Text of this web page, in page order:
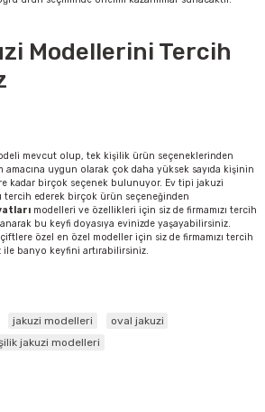
Modellerini Tercih
mevcut olup, tek kişilik ürün seçeneklerinden
uygun olarak çok daha yüksek sayıda kişinin
kadar birçok seçenek bulunuyor. Ev tipi jakuzi
tercih ederek birçok ürün seçeneğinden
modelleri ve özellikleri için siz de firmamızı tercih
bu keyfi doyasıya evinizde yaşayabilirsiniz.
özel en özel modeller için siz de firmamızı tercih
banyo keyfini artırabilirsiniz.
jakuzi modelleri
oval jakuzi
jakuzi modelleri